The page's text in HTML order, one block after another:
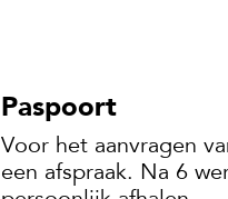
Paspoort
Voor het aanvragen
een afspraak. Na 6